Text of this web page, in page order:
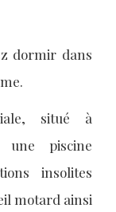
dormir dans
situé à
une piscine
insolites
motard ainsi